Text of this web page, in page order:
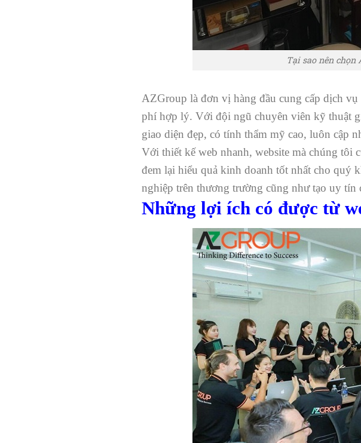
Tại sao nên chọn
AZGroup là đơn vị hàng đầu cung cấp dịch vụ
phí hợp lý. Với đội ngũ chuyên viên kỹ thuật
giao diện đẹp, có tính thẩm mỹ cao, luôn cập
Với thiết kế web nhanh, website mà chúng tôi
đem lại hiểu quả kinh doanh tốt nhất cho quý
nghiệp trên thương trường cũng như tạo uy tín
Những lợi ích có được từ